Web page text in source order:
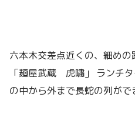
六本木交差点近くの、細め
「麺屋武蔵 虎嘯」 ランチ
の中から外まで長蛇の列がで